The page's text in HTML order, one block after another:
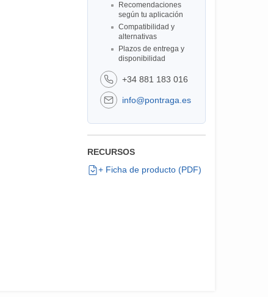
Recomendaciones
según tu aplicación
Compatibilidad y
alternativas
Plazos de entrega y
disponibilidad
+34 881 183 016
info@pontraga.es
RECURSOS
+ Ficha de producto (PDF)